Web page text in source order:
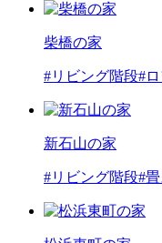
柴橋の家
#リビング階段#ロ
新石山の家
#リビング階段#